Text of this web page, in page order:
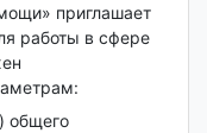
приглашает
работы в сфере
общего